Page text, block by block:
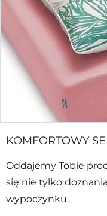
KOMFORTOWY
Oddajemy Tobie
się nie tylko
wypoczynku.